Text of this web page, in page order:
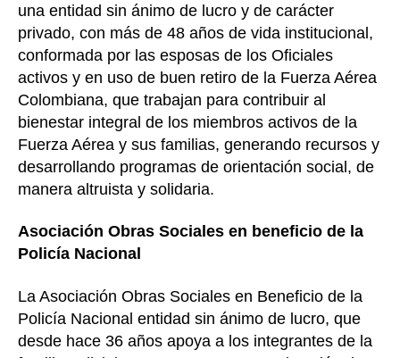
una entidad sin ánimo de lucro y de carácter
privado, con más de 48 años de vida institucional,
conformada por las esposas de los Oficiales
activos y en uso de buen retiro de la Fuerza Aérea
Colombiana, que trabajan para contribuir al
bienestar integral de los miembros activos de la
Fuerza Aérea y sus familias, generando recursos y
desarrollando programas de orientación social, de
manera altruista y solidaria.
Asociación Obras Sociales en beneficio de la
Policía Nacional
La Asociación Obras Sociales en Beneficio de la
Policía Nacional entidad sin ánimo de lucro, que
desde hace 36 años apoya a los integrantes de la